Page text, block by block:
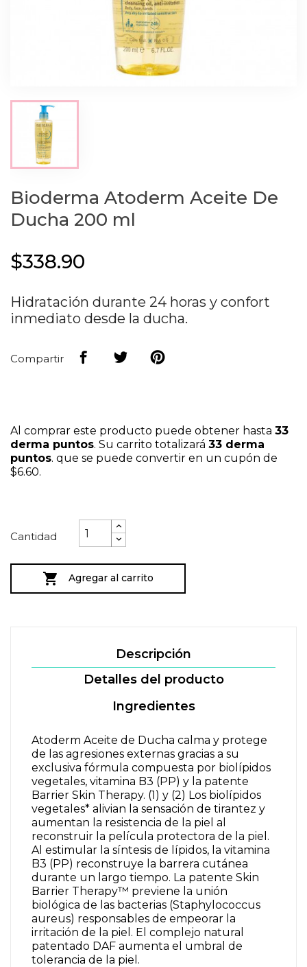
Bioderma Atoderm Aceite De
Ducha 200 ml
$338.90
Hidratación durante 24 horas y confort
inmediato desde la ducha.
Compartir
Al comprar este producto puede obtener hasta 33
derma puntos. Su carrito totalizará 33 derma
puntos. que se puede convertir en un cupón de
$6.60.
Cantidad
 Agregar al carrito
Descripción
Detalles del producto
Ingredientes
Atoderm Aceite de Ducha calma y protege
de las agresiones externas gracias a su
exclusiva fórmula compuesta por biolípidos
vegetales, vitamina B3 (PP) y la patente
Barrier Skin Therapy. (1) y (2) Los biolípidos
vegetales* alivian la sensación de tirantez y
aumentan la resistencia de la piel al
reconstruir la película protectora de la piel.
Al estimular la síntesis de lípidos, la vitamina
B3 (PP) reconstruye la barrera cutánea
durante un largo tiempo. La patente Skin
Barrier Therapy™ previene la unión
biológica de las bacterias (Staphylococcus
aureus) responsables de empeorar la
irritación de la piel. El complejo natural
patentado DAF aumenta el umbral de
tolerancia de la piel.